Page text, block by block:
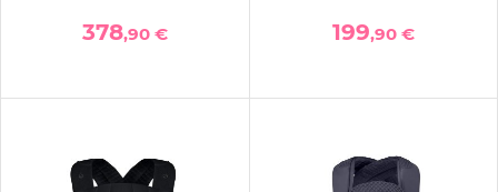
378,90 € 199,90 €